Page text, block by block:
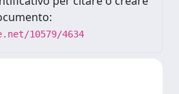
10579/4634